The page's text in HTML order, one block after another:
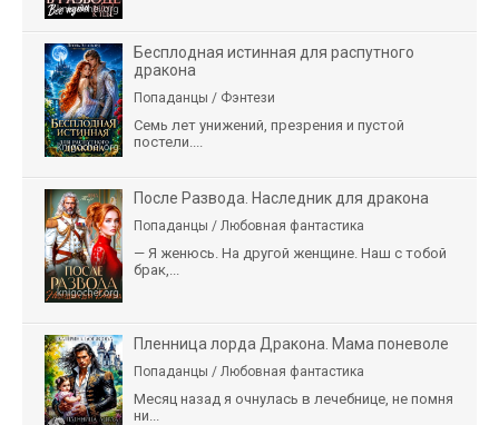
Бесплодная истинная для распутного
дракона
Попаданцы / Фэнтези
Семь лет унижений, презрения и пустой
постели....
После Развода. Наследник для дракона
Попаданцы / Любовная фантастика
— Я женюсь. На другой женщине. Наш с тобой
брак,...
Пленница лорда Дракона. Мама поневоле
Попаданцы / Любовная фантастика
Месяц назад я очнулась в лечебнице, не помня
ни...